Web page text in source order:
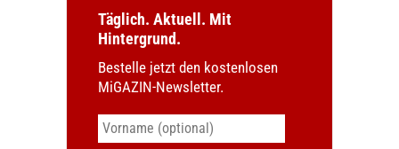
Täglich. Aktuell. Mit
Hintergrund.
Bestelle jetzt den kostenlosen
MiGAZIN-Newsletter.